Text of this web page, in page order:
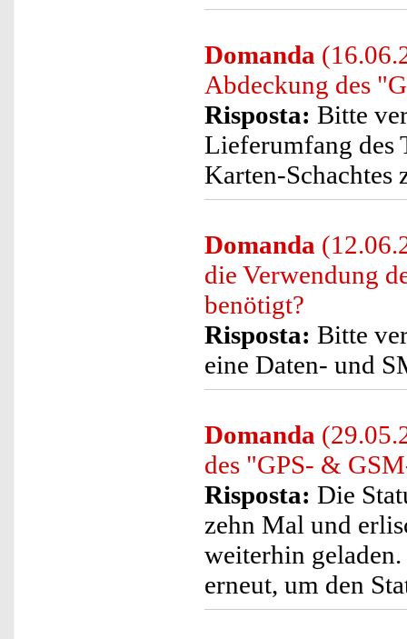
Domanda
Abdeckung des
Risposta: Bitte
Lieferumfang des
Karten-Schachtes
Domanda
die Verwendung
benötigt?
Risposta: Bitte
eine Daten- und
Domanda
des "GPS- &
Risposta: Die
zehn Mal und
weiterhin
erneut, um den